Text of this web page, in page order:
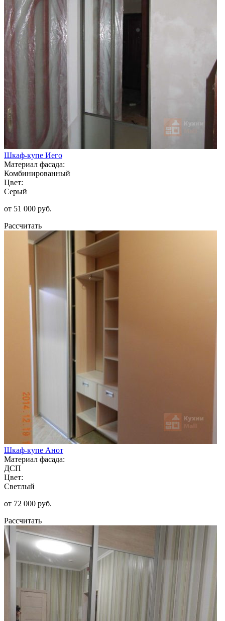
Шкаф-купе Иего
Материал фасада:
Комбинированный
Цвет:
Серый
от 51 000 руб.
Рассчитать
Шкаф-купе Анот
Материал фасада:
ДСП
Цвет:
Светлый
от 72 000 руб.
Рассчитать